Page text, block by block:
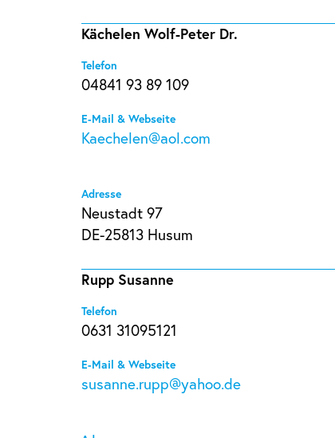
Kächelen Wolf-Peter Dr.
Telefon
04841 93 89 109
E-Mail & Webseite
Kaechelen@aol.com
Adresse
Neustadt 97
DE-25813 Husum
Rupp Susanne
Telefon
0631 31095121
E-Mail & Webseite
susanne.rupp@yahoo.de